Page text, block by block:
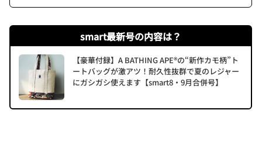
smart最新号の内容は？
【豪華付録】A BATHING APE®の“新作カモ柄”ト
ートバッグが激アツ！耐久性抜群で夏のレジャー
にガシガシ使えます【smart8・9月合併号】